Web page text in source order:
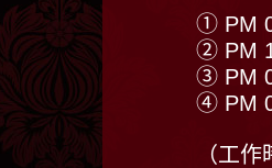
① PM
② PM
③ PM
④ PM
（工